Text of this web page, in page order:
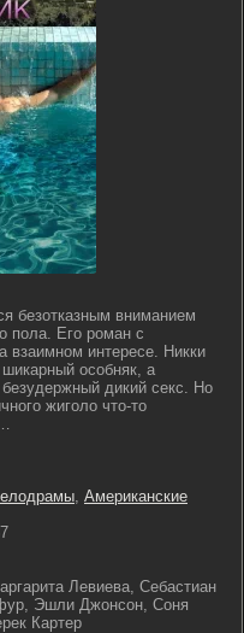
безотказным вниманием
пола. Его роман с
взаимном интересе. Никки
шикарный особняк, а
дикий секс. Но
жиголо что-то
, Американские
Левиева, Себастиан
Эшли Джонсон, Соня
Картер